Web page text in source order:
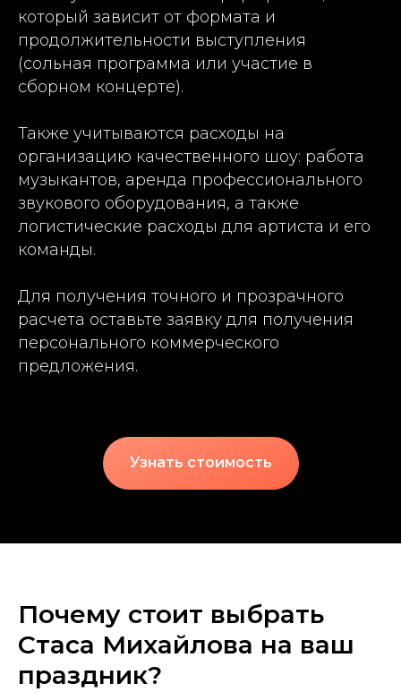
который зависит от формата и
продолжительности выступления
(сольная программа или участие в
сборном концерте).
Также учитываются расходы на
организацию качественного шоу: работа
музыкантов, аренда профессионального
звукового оборудования, а также
логистические расходы для артиста и его
команды.
Для получения точного и прозрачного
расчета оставьте заявку для получения
персонального коммерческого
предложения.
Узнать стоимость
Почему стоит выбрать
Стаса Михайлова на ваш
праздник?